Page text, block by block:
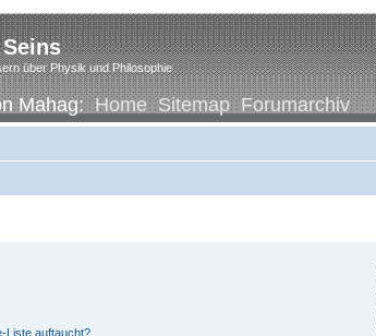
über Physik und Philosophie
Mahag:Home Sitemap Forumarchiv
Liste auftaucht?